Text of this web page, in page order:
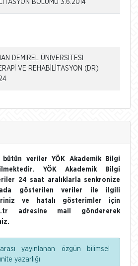
BÖLÜMÜ 3.6.2014
DEMİREL ÜNİVERSİTESİ
VE REHABİLİTASYON (DR)
veriler YÖK Akademik Bilgi
YÖK Akademik Bilgi
24 saat aralıklarla senkronize
gösterilen veriler ile ilgili
ve hatalı gösterimler için
adresine mail göndererek
yayınlanan özgün bilimsel
yazarlığı